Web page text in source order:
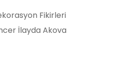
Fikirleri
İlayda Akova